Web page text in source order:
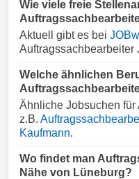
Wie viele freie
Aktuell gibt es bei
Auftragssachbearbeiter
Welche ähnlichen
Ähnliche Jobsuchen für
z.B.
Kaufmann.
Wo findet man
Nähe von Lüneburg?